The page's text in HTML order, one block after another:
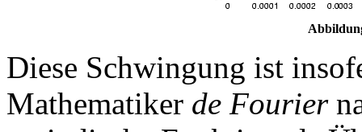
Diese Schwingung ist
Mathematiker de Fourier